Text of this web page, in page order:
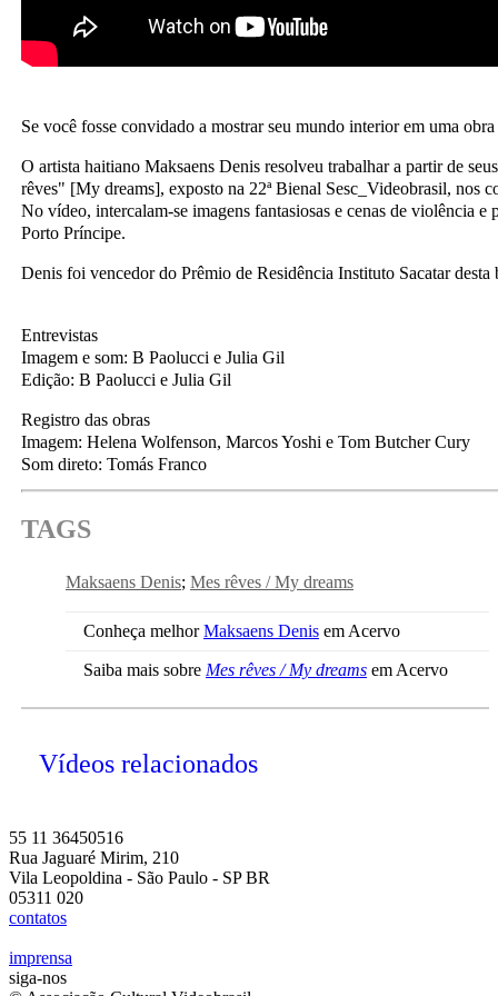
Se você fosse convidado a mostrar seu mundo interior em uma
O artista haitiano Maksaens Denis resolveu trabalhar a partir de
rêves" [My dreams], exposto na 22ª Bienal Sesc_Videobrasil, nos
No vídeo, intercalam-se imagens fantasiosas e cenas de violência e
Porto Príncipe.
Denis foi vencedor do Prêmio de Residência Instituto Sacatar desta
Entrevistas
Imagem e som: B Paolucci e Julia Gil
Edição: B Paolucci e Julia Gil
Registro das obras
Imagem: Helena Wolfenson, Marcos Yoshi e Tom Butcher Cury
Som direto: Tomás Franco
TAGS
Maksaens Denis Mes rêves / My dreams
Conheça melhorMaksaens Denis em Acervo
Saiba mais sobre Mes rêves / My dreams em Acervo
Vídeos relacionados
55 11 36450516
Rua Jaguaré Mirim, 210
Vila Leopoldina - São Paulo - SP BR
05311 020
contatos
imprensa
siga-nos